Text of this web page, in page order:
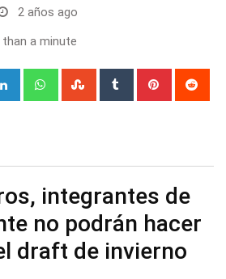
2 años ago
than a minute
LinkedIn WhatsappStumbleUpon
Tumblr Pinterest
integrantes de
no podrán hacer
draft de invierno